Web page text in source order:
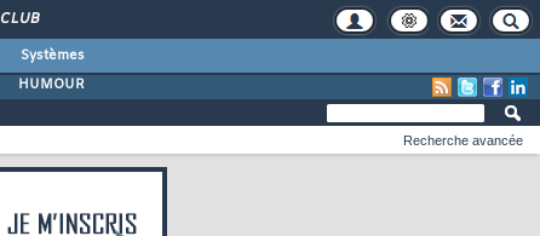
CLUB
Systèmes
HUMOUR
Recherche avancée